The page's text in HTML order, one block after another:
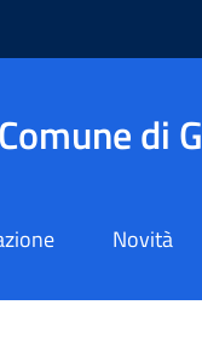
Comune di
Novità